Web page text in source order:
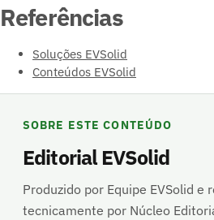
Referências
Soluções EVSolid
Conteúdos EVSolid
SOBRE ESTE CONTEÚDO
Editorial EVSolid
Produzido por Equipe EVSolid e
tecnicamente por Núcleo